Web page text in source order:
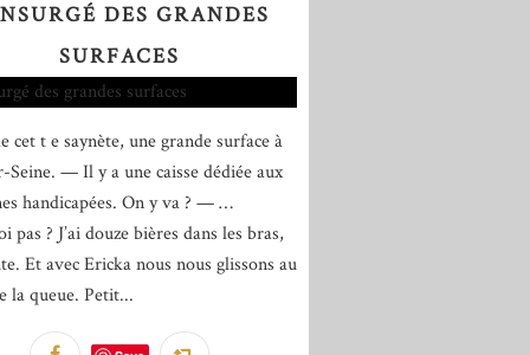
DES GRANDES
SURFACES
cet t e saynète, une grande surface à
— Il y a une caisse dédiée aux
handicapées. On y va ? — …
pas ? J’ai douze bières dans les bras,
Et avec Ericka nous nous glissons au
la queue. Petit...